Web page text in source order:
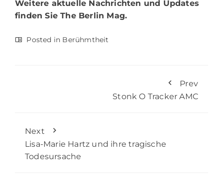
Weitere aktuelle Nachrichten und Updates
finden SieThe Berlin Mag.
Posted in Berühmtheit
Prev
Stonk O Tracker AMC
Next
Lisa-Marie Hartz und ihre tragische
Todesursache